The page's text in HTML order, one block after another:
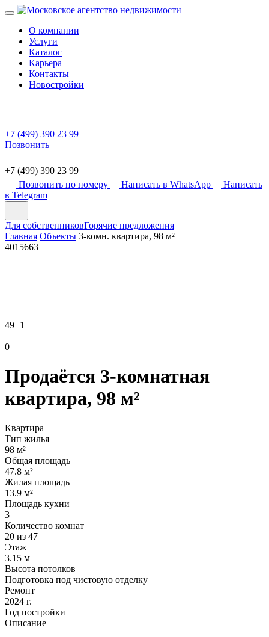
О компании
Услуги
Каталог
Карьера
Контакты
Новостройки
+7 (499) 390 23 99
Позвонить
+7 (499) 390 23 99
Позвонить по номеру
Написать в WhatsApp
Написать
в Telegram
Для собственниковГорячие предложения
Главная Объекты 3-комн. квартира, 98 м²
4015663
49+1
0
Продаётся 3-комнатная
квартира, 98 м²
Квартира
Тип жилья
98 м²
Общая площадь
47.8 м²
Жилая площадь
13.9 м²
Площадь кухни
3
Количество комнат
20 из 47
Этаж
3.15 м
Высота потолков
Подготовка под чистовую отделку
Ремонт
2024 г.
Год постройки
Описание